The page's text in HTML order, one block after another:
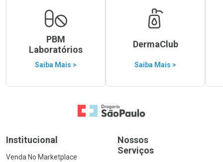
PBM
Laboratórios
Saiba Mais >
DermaClub
Saiba Mais >
Ir para a Home
Institucional
Venda No Marketplace
Nossos
Serviços